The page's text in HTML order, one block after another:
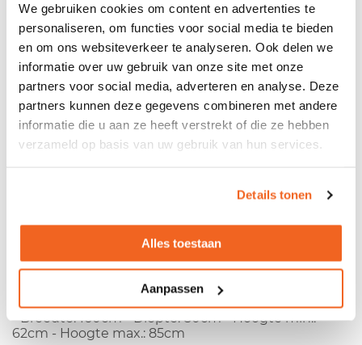
We gebruiken cookies om content en advertenties te
personaliseren, om functies voor social media te bieden
en om ons websiteverkeer te analyseren. Ook delen we
informatie over uw gebruik van onze site met onze
partners voor social media, adverteren en analyse. Deze
partners kunnen deze gegevens combineren met andere
informatie die u aan ze heeft verstrekt of die ze hebben
verzameld op basis van uw gebruik van hun services.
Details tonen
Alles toestaan
Aanpassen
Leveringin België
Particulier als
Zakelijk
ProfessioneleBezorg- en Montageservice
Bureau Nova H antraciet eiken - Restpartij nieuw
Metalen 4-poots onderstel - Hoogte instelbaar
Kleuren
- Kleur blad: antraciet eiken - Kleur onderstel: wit
- Breedte: 160cm - Diepte: 80cm - Hoogte min.:
62cm - Hoogte max.: 85cm